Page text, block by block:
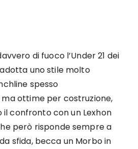
di fuoco l’Under 21 dei
uno stile molto
spesso
ottime per costruzione,
il confronto con un Lexhon
però risponde sempre a
sfida, becca un Morbo in